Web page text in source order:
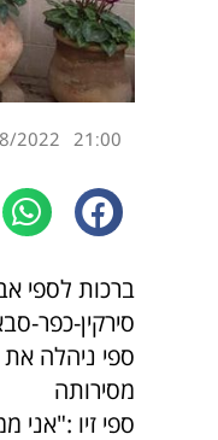
21:00
2022
סירקין-כפר-
ספי ניהלה
מסירותה